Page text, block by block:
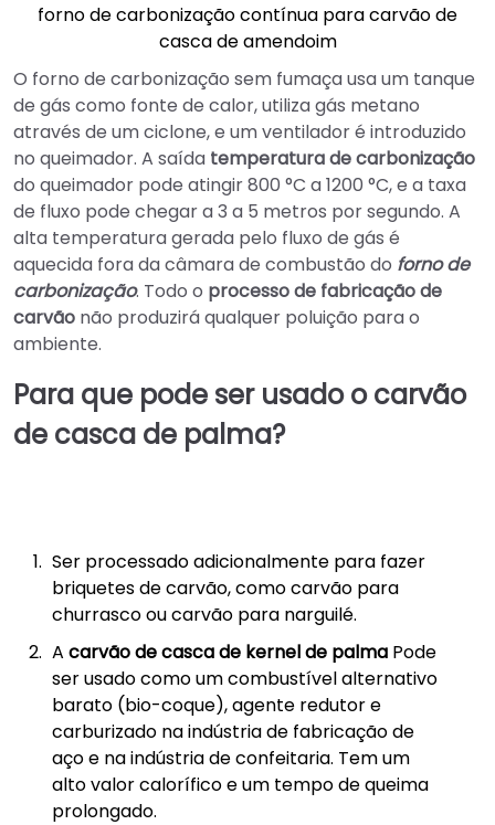
forno de carbonização contínua para carvão de
casca de amendoim
O forno de carbonização sem fumaça usa um tanque
de gás como fonte de calor, utiliza gás metano
através de um ciclone, e um ventilador é introduzido
no queimador. A saída temperatura de carbonização
do queimador pode atingir 800 °C a 1200 °C, e a taxa
de fluxo pode chegar a 3 a 5 metros por segundo. A
alta temperatura gerada pelo fluxo de gás é
aquecida fora da câmara de combustão do forno de
carbonização. Todo o processo de fabricação de
carvão não produzirá qualquer poluição para o
ambiente.
Para que pode ser usado o carvão
de casca de palma?
Ser processado adicionalmente para fazer
briquetes de carvão, como carvão para
churrasco ou carvão para narguilé.
A carvão de casca de kernel de palma Pode
ser usado como um combustível alternativo
barato (bio-coque), agente redutor e
carburizado na indústria de fabricação de
aço e na indústria de confeitaria. Tem um
alto valor calorífico e um tempo de queima
prolongado.